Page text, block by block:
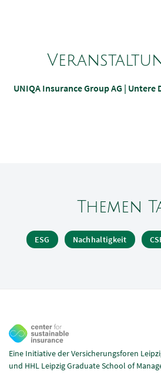
UNIQA Insurance Group AG | Untere
Themen
ESG Nachhaltigkeit
Eine Initiative der Versicherungsforen
und HHL Leipzig Graduate School of